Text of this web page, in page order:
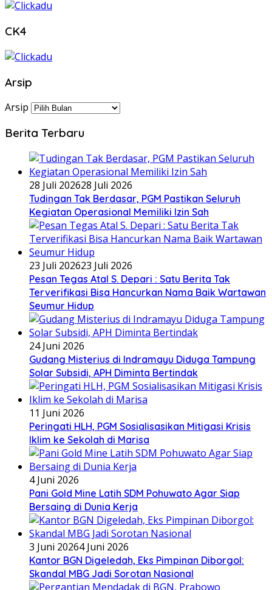
CK4
Arsip
Arsip
Berita Terbaru
28 Juli 202628 Juli 2026
Tudingan Tak Berdasar, PGM Pastikan Seluruh
Kegiatan Operasional Memiliki Izin Sah
23 Juli 202623 Juli 2026
Pesan Tegas Atal S. Depari : Satu Berita Tak
Terverifikasi Bisa Hancurkan Nama Baik Wartawan
Seumur Hidup
24 Juni 2026
Gudang Misterius di Indramayu Diduga Tampung
Solar Subsidi, APH Diminta Bertindak
11 Juni 2026
Peringati HLH, PGM Sosialisasikan Mitigasi Krisis
Iklim ke Sekolah di Marisa
4 Juni 2026
Pani Gold Mine Latih SDM Pohuwato Agar Siap
Bersaing di Dunia Kerja
3 Juni 20264 Juni 2026
Kantor BGN Digeledah, Eks Pimpinan Diborgol:
Skandal MBG Jadi Sorotan Nasional